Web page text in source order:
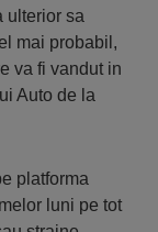
ulterior sa
mai probabil,
va fi vandut in
Auto de la
platforma
luni pe tot